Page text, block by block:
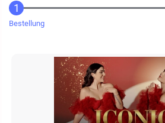
Bestellung